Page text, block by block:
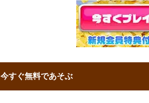
今すぐ無料であそぶ